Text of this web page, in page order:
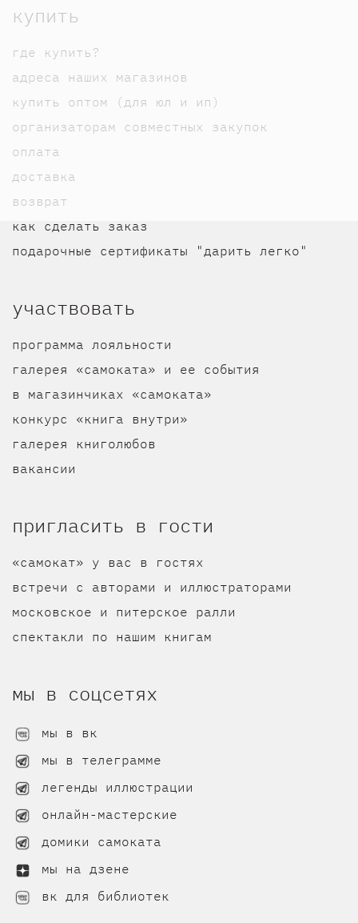
купить
где купить?
адреса наших магазинов
купить оптом (для юл и ип)
организаторам совместных закупок
оплата
доставка
возврат
как сделать заказ
подарочные сертификаты "дарить легко"
участвовать
программа лояльности
галерея «самоката» и ее события
в магазинчиках «самоката»
конкурс «книга внутри»
галерея книголюбов
вакансии
пригласить в гости
«самокат» у вас в гостях
встречи с авторами и иллюстраторами
московское и питерское ралли
спектакли по нашим книгам
мы в соцсетях
мы в вк
мы в телеграмме
легенды иллюстрации
онлайн-мастерские
домики самоката
мы на дзене
вк для библиотек